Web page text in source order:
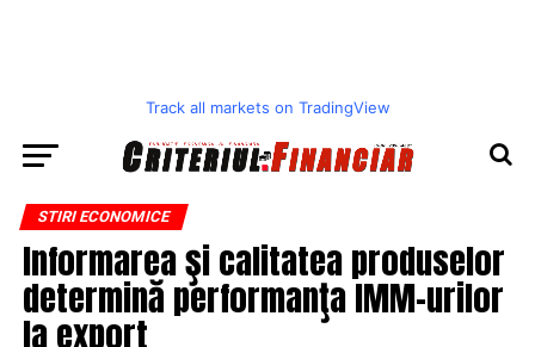
Track all markets on TradingView
STIRI ECONOMICE
Informarea şi calitatea produselor
determină performanţa IMM-urilor
la export